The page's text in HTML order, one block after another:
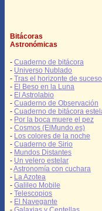
Bitácoras
Astronómicas
- Cuaderno de bitácora
- Universo Nublado
- Tras el horizonte de
- El Beso en la Luna
- El Astrolabio
- Cuaderno de Observación
- Cuaderno de bitácora
- Por la boca muere el pez
- Cosmos (ElMundo.es)
- Los colores de la noche
- Cuaderno de Sirio
- Mundos Distantes
- Un velero estelar
-Astronomía con cuchara
- La Azotea
- Galileo Mobile
- Telescopios
- El Navegante